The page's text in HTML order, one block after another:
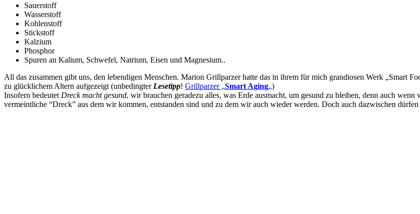
Sauerstoff
Wasserstoff
Kohlenstoff
Stickstoff
Kalzium
Phosphor
Spuren an Kalium, Schwefel, Natrium, Eisen und Magnesium..
All das zusammen gibt uns, den lebendigen Menschen. Marion Grillparzer hatte das in ihrem für mich grandiosen Werk „Smart
zu glücklichem Altern aufgezeigt (unbedingter Lesetipp! Grillparzer „Smart Aging„)
Insofern bedeutet Dreck macht gesund, wir brauchen geradezu alles, was Erde ausmacht, um gesund zu bleiben, denn auch
vermeintliche “Dreck” aus dem wir kommen, entstanden sind und zu dem wir auch wieder werden. Doch auch dazwischen